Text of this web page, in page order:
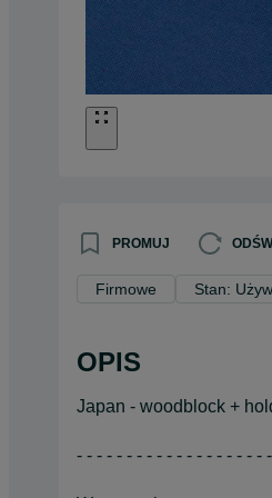
PROMUJ
Firmowe Stan:
OPIS
Japan - woodblock +
- - - - - - - - - - - - - - - - - - -